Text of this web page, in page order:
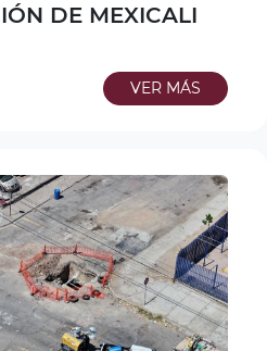
DE MEXICALI
VER MÁS